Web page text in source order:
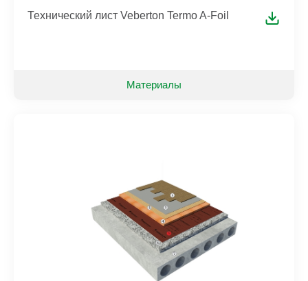
Технический лист Veberton Termo A-Foil
Материалы